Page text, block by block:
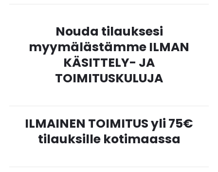
Nouda tilauksesi
myymälästämme ILMAN
KÄSITTELY- JA
TOIMITUSKULUJA
ILMAINEN TOIMITUS yli 75€
tilauksille kotimaassa